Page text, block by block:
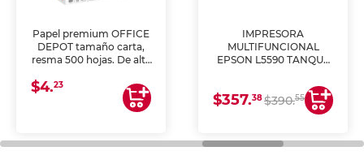
Papel premium OFFICE
DEPOT tamaño carta,
resma 500 hojas. De alta
uniforme, ideal para
impresoras de inyección
de tinta y láser,
general de oficina.
$4.23
IMPRESORA
MULTIFUNCIONAL
EPSON L5590 TANQUE
COPIA Y ESCANEA)
$357.38$390.55